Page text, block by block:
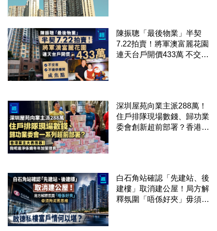
陳振聰「最後物業」半契
7.22拍賣！將軍澳富麗花園
連天台戶開價433萬 不交
深圳屋苑向業主派288萬！
住戶排隊現場數錢、歸功業
委會創新超前部署？香港業
白石角站確認「先建站、後
建樓」取消建公屋！局方解
釋氛圍「唔係好夾」毋須拘